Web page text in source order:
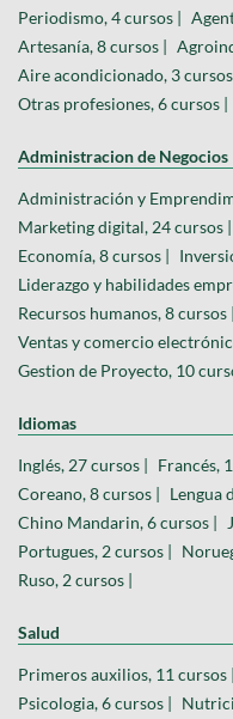
Periodismo, 4 cursos |
Artesanía, 8 cursos |
Aire acondicionado, 3
Otras profesiones, 6 cursos |
Administracion de Negocios
Administración y
Marketing digital, 24 cursos |
Economía, 8 cursos |
Liderazgo y habilidades
Recursos humanos, 8 cursos |
Ventas y comercio
Gestion de Proyecto, 10
Idiomas
Inglés, 27 cursos | Francés,
Coreano, 8 cursos | Lengua
Chino Mandarin, 6 cursos |
Portugues, 2 cursos |
Ruso, 2 cursos |
Salud
Primeros auxilios, 11 cursos |
Psicologia, 6 cursos |